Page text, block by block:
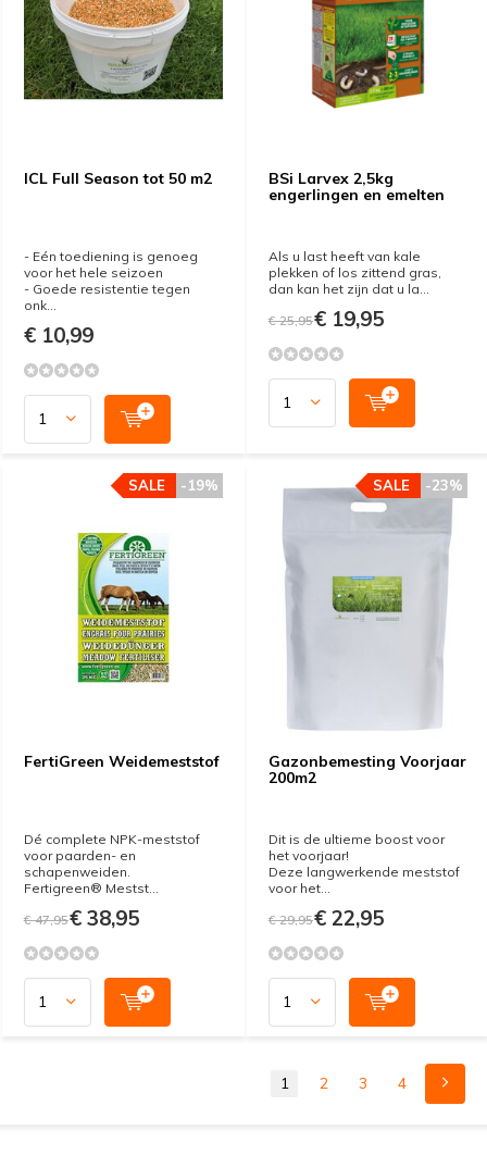
ICL Full Season tot 50 m2
- Eén toediening is genoeg
voor het hele seizoen
- Goede resistentie tegen
onk...
€ 10,99
BSi Larvex 2,5kg
engerlingen en emelten
Als u last heeft van kale
plekken of los zittend gras,
dan kan het zijn dat u la...
€ 25,95€ 19,95
FertiGreen Weidemeststof
-19%
SALE
Dé complete NPK-meststof
voor paarden- en
schapenweiden.
Fertigreen® Mestst...
€ 47,95€ 38,95
Gazonbemesting Voorjaar
200m2
-23%
SALE
Dit is de ultieme boost voor
het voorjaar!
Deze langwerkende meststof
voor het...
€ 29,95€ 22,95
1 2 3 4